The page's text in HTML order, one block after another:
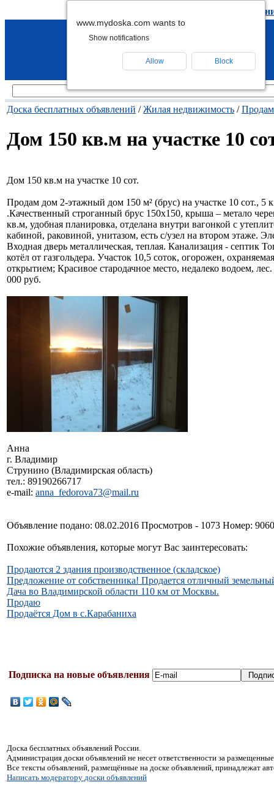
удалить
Доска бесплатных объявлений /Жилая недвижимость /Продам
Дом 150 кв.м на участке 10
Дом 150 кв.м на участке 10 сот.
Продам дом 2-этажный дом 150 м² (брус) на участке 10
.Качественный строганный брус 150х150, крыша – метало
кв.м, удобная планировка, отделана внутри вагонкой с
кабиной, раковиной, унитазом, есть с/узел на втором этаже.
Входная дверь металлическая, теплая. Канализация - септик
котёл от газгольдера. Участок 10,5 соток, огорожен,
открытием; Красивое стародачное место, недалеко водоем,
000 руб.
Анна
г. Владимир
Струнино (Владимирская область)
тел.: 89190266717
e-mail: anna_fedorova73@mail.ru
Объявление подано: 08.02.2016 Просмотров - 1073 Номер:
Похожие объявления, которые могут Вас заинтересовать:
Продаются 2 здания производственное (складское)
Предложение от собственника! Продается отличный
Дача во Владимирской области 110 км от Москвы.
Продаю
Продаётся Дом в с.Карабаниха
Подписка на новые объявления
Доска бесплатных объявлений России.
Администрация доски объявлений не несет ответственности за
Все тексты объявлений, размещённые на доске объявлений, принадлежат
Написать модератору доски объявлений
www.mydoska.com wants to
Show notifications
Allow Block